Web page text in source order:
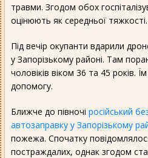
травми. Згодом обох
оцінюють як середньої тяжкості.
Під вечір окупанти вдарили
у Запорізькому районі. Там
чоловіків віком 36 та 45 років.
допомогу.
Ближче до півночі російський
автозаправку у Запорізькому
пожежа. Спочатку
постраждалих, однак згодом